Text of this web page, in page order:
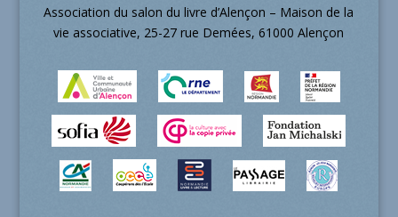
Association du salon du livre d’Alençon – Maison de la
vie associative, 25-27 rue Demées, 61000 Alençon